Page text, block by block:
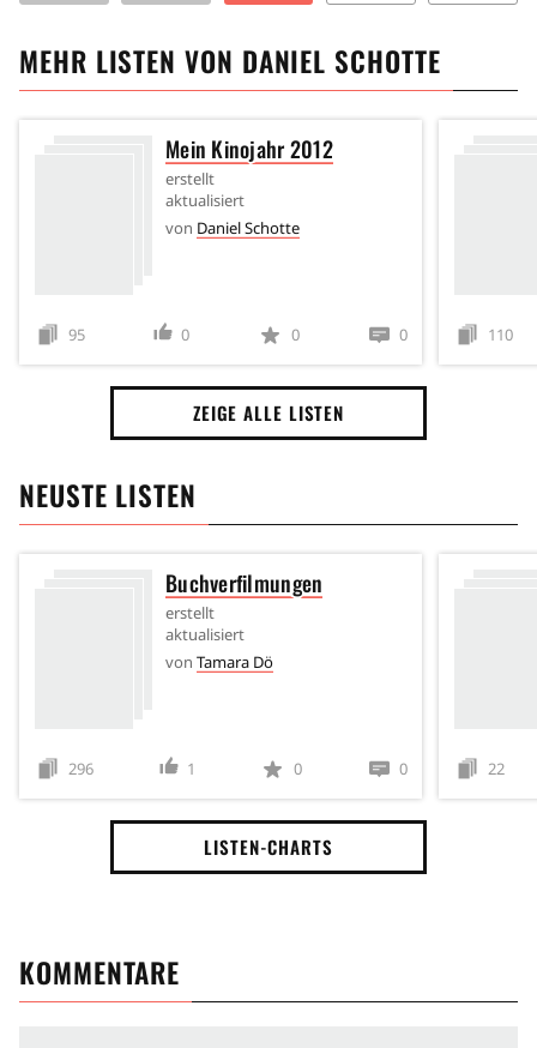
MEHR LISTEN VON DANIEL SCHOTTE
Mein Kinojahr 2012
erstellt
aktualisiert
von Daniel Schotte
95 0 0 0 110
ZEIGE ALLE LISTEN
NEUSTE LISTEN
Buchverfilmungen
erstellt
aktualisiert
von Tamara Dö
296 1 0 0 22
LISTEN-CHARTS
KOMMENTARE